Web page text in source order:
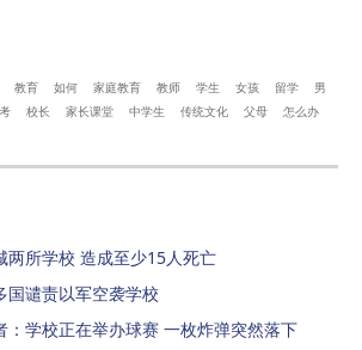
教育 如何 家庭教育 教师 学生 女孩 留学
男
校长 家长课堂 中学生 传统文化 父母 怎么办
两所学校 造成至少15人死亡
国谴责以军空袭学校
：学校正在举办球赛 一枚炸弹突然落下